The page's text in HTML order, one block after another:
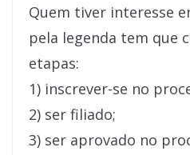
Quem tiver interesse
pela legenda tem que
etapas:
1) inscrever-se no
2) ser filiado;
3) ser aprovado no